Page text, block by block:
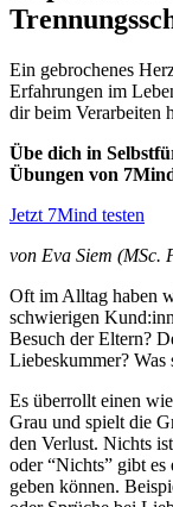
Ein gebrochenes
Erfahrungen im
dir beim Verarbeiten
Übe dich in
Übungen von
Jetzt 7Mind testen
von Eva Siem (MSc.
Oft im Alltag haben
schwierigen
Besuch der Eltern?
Liebeskummer? Was
Es überrollt einen
Grau und spielt die
den Verlust. Nichts
oder “Nichts” gibt
geben können.